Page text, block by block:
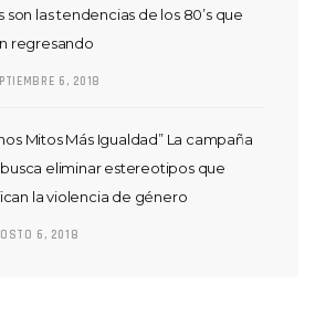
son las tendencias de los 80’s que
regresando
6, 2018
Mitos Más Igualdad” La campaña
eliminar estereotipos que
la violencia de género
6, 2018